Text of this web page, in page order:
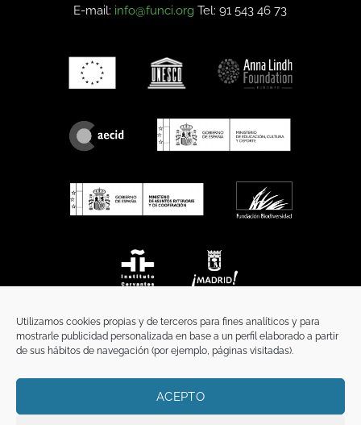
Utilizamos cookies propias y de terceros para fines analíticos y para
mostrarle publicidad personalizada en base a un perfil elaborado a partir
de sus hábitos de navegación (por ejemplo, páginas visitadas).
ACEPTO
E-mail: info@funci.org Tel: 91 543 46 73